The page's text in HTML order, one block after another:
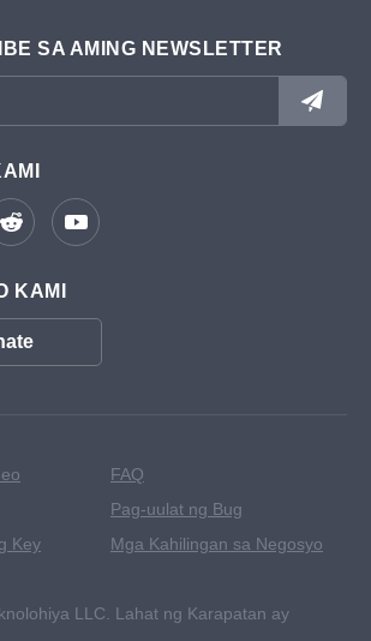
SA AMING NEWSLETTER
KAMI
Key
FAQ
Pag-uulat ng Bug
Mga Kahilingan sa Negosyo
LLC. Lahat ng Karapatan ay